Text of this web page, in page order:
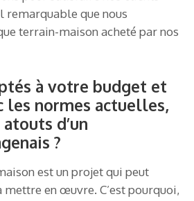
remarquable que nous
terrain-maison acheté par nos
à votre budget et
les normes actuelles,
d’un
?
est un projet qui peut
mettre en œuvre. C’est pourquoi,